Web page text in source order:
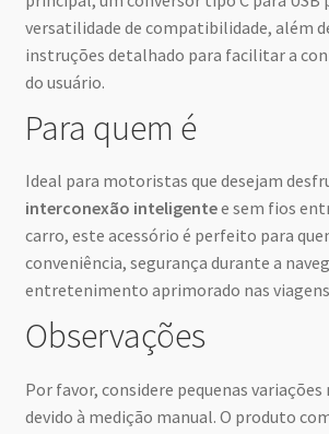
versatilidade de compatibilidade, além
instruções detalhado para facilitar a
do usuário.
Para quem é
Ideal para motoristas que desejam
interconexão inteligentee sem fios
carro, este acessório é perfeito para
conveniência, segurança durante a
entretenimento aprimorado nas
Observações
Por favor, considere pequenas variações
devido à medição manual. O produto